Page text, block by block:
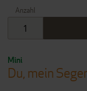
Mini
Du, mein
Anzahl